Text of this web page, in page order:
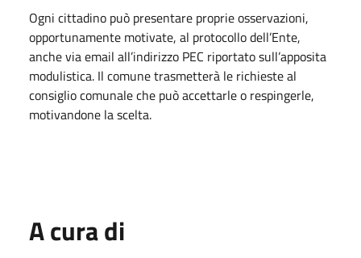
Ogni cittadino può presentare proprie osservazioni,
opportunamente motivate, al protocollo dell’Ente,
anche via email all’indirizzo PEC riportato sull’apposita
modulistica. Il comune trasmetterà le richieste al
consiglio comunale che può accettarle o respingerle,
motivandone la scelta.
A cura di